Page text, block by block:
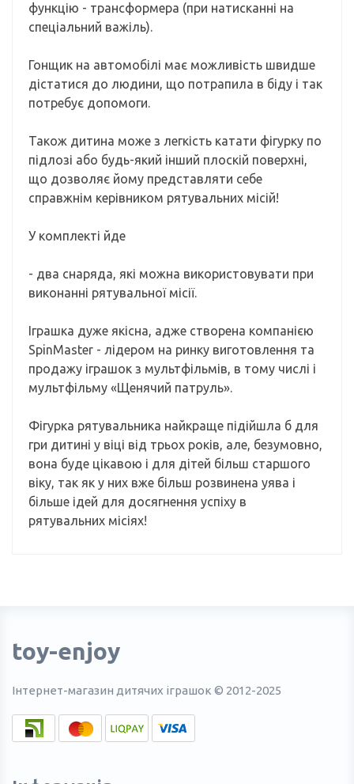
функцію - трансформера (при натисканні на
спеціальний важіль).
Гонщик на автомобілі має можливість швидше
дістатися до людини, що потрапила в біду і так
потребує допомоги.
Також дитина може з легкість катати фігурку по
підлозі або будь-який інший плоскій поверхні,
що дозволяє йому представляти себе
справжнім керівником рятувальних місій!
У комплекті йде
- два снаряда, які можна використовувати при
виконанні рятувальної місії.
Іграшка дуже якісна, адже створена компанією
SpinMaster - лідером на ринку виготовлення та
продажу іграшок з мультфільмів, в тому числі і
мультфільму «Щенячий патруль».
Фігурка рятувальника найкраще підійшла б для
гри дитині у віці від трьох років, але, безумовно,
вона буде цікавою і для дітей більш старшого
віку, так як у них вже більш розвинена уява і
більше ідей для досягнення успіху в
рятувальних місіях!
toy-enjoy
Інтернет-магазин дитячих іграшок © 2012-2025